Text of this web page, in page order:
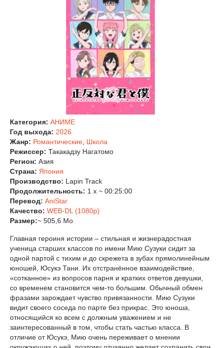
Категория: АНИМЕ
Год выхода: 2026
Жанр: Романтические Школа
Режиссер: Такакадзу Нагатомо
Регион: Азия
Страна: Япония
Производство: Lapin Track
Продолжительность: 1 x ~ 00:25:00
Перевод: AniStar
Качество: WEB-DL (1080p)
Размер:~ 505,6 Mo
Главная героиня истории – стильная и жизнерадостная
ученица старших классов по имени Мию Сузуки сидит за
одной партой с тихим и до скрежета в зубах прямолинейным
юношей, Юсукэ Тани. Их отстранённое взаимодействие,
«сотканное» из вопросов парня и кратких ответов девушки,
со временем становится чем-то большим. Обычный обмен
фразами зарождает чувство привязанности. Мию Сузуки
видит своего соседа по парте без прикрас. Это юноша,
относящийся ко всем с должным уважением и не
заинтересованный в том, чтобы стать частью класса. В
отличие от Юсукэ, Мию очень переживает о мнении